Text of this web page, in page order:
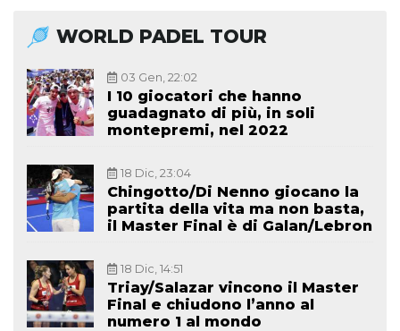
WORLD PADEL TOUR
03 Gen, 22:02
I 10 giocatori che hanno
guadagnato di più, in soli
montepremi, nel 2022
18 Dic, 23:04
Chingotto/Di Nenno giocano la
partita della vita ma non basta,
il Master Final è di Galan/Lebron
18 Dic, 14:51
Triay/Salazar vincono il Master
Final e chiudono l’anno al
numero 1 al mondo